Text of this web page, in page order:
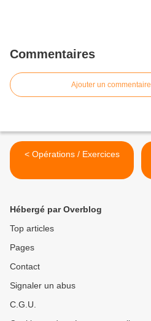
Commentaires
Ajouter un commentaire
< Opérations / Exercices
Hébergé par Overblog
Top articles
Pages
Contact
Signaler un abus
C.G.U.